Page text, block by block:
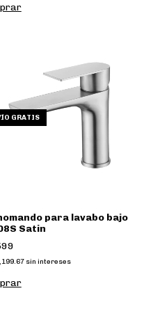
GRATIS
para lavabo bajo
Satin
sin intereses